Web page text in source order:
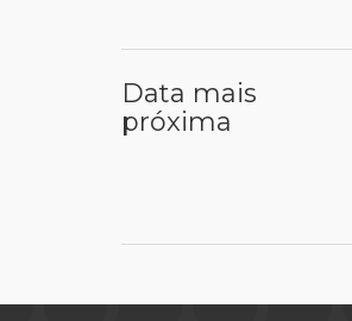
Data mais
próxima